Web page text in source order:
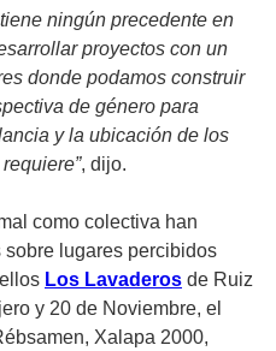
ningún precedente en
proyectos con un
donde podamos construir
de género para
y la ubicación de los
, dijo.
como colectiva han
lugares percibidos
Los Lavaderos de Ruiz
y 20 de Noviembre, el
Xalapa 2000,